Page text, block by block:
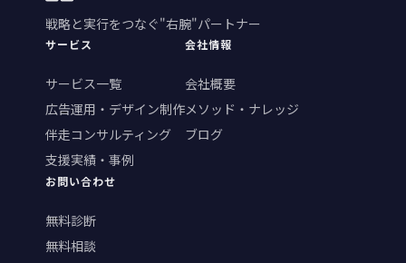
戦略と実行をつなぐ"右腕"パートナー
サービス
サービス一覧
広告運用・デザイン制作
伴走コンサルティング
支援実績・事例
会社情報
会社概要
メソッド・ナレッジ
ブログ
お問い合わせ
無料診断
無料相談